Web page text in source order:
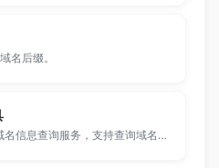
名后缀。
提供专业Whois查询与域名信息查询服务，支持查询域名注册信息、注册商、到期时间及DNS记录，适用于域名检测、SEO分析及站长工具使用。